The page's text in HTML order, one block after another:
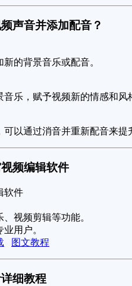
声音并添加配音？
的背景音乐或配音。
乐，赋予视频新的情感和风
以通过消音并重新配音来提
频编辑软件
软件
视频剪辑等功能。
用户。
图文教程
细教程